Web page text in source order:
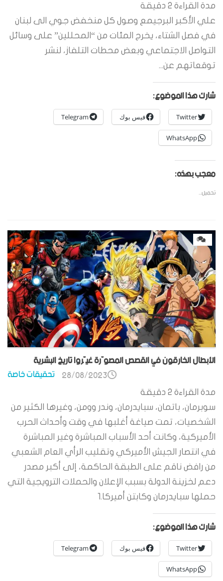
مدة القراءة 2 دقيقة
علي الأكبر البرجيمع وصول كل منخفض جوي الى لبنان
في فصل الشتاء، يخرج المئات من “المحللين” على وسائل
التواصل الاجتماعي وبعض محطات التلفاز، لنشر
توقعاتهم عن...
شارك هذا الموضوع:
Twitter فيس بوك Telegram
WhatsApp
معجب بهذه:
تحميل...
0
الأبطال الخارقون في القصص المصوّرة غيّروا تاريخ البشرية
تحقيقات خاصة 28/08/2023
مدة القراءة 2 دقيقة
سوبرمان، باتمان، سبايدرمان، وندر وومن، وغيرها الكثير من
الشخصيات، تمت صياغة أغلبها في وقت وأحداث الحرب
الأميركية، وكانت أحد الأسباب المباشرة وغير المباشرة
في انتصار الجيش الأميركي وتقليب الرأي العام الشعبي
من رافض ناقم على الطبقة الحاكمة، إلى أكبر مصدر
دعم لخزينة الدولة بسبب الإعلان والحملات الترويجية التي
حملها سبايدرمان وكابتن أميركا.1
شارك هذا الموضوع:
Twitter فيس بوك Telegram
WhatsApp